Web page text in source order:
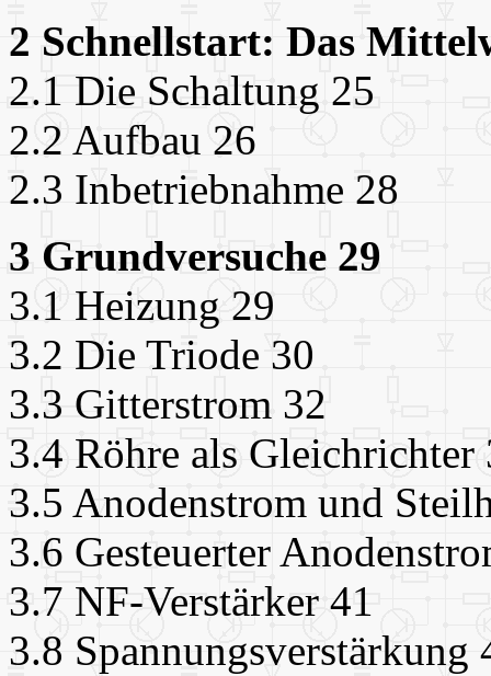
2 Schnellstart: Das
2.1 Die Schaltung 25
2.2 Aufbau 26
2.3 Inbetriebnahme 28
3 Grundversuche 29
3.1 Heizung 29
3.2 Die Triode 30
3.3 Gitterstrom 32
3.4 Röhre als Gleichrichter
3.5 Anodenstrom und
3.6 Gesteuerter
3.7 NF-Verstärker 41
3.8 Spannungsverstärkung